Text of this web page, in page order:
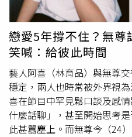
煙火」、「啦啦隊這麼好賺
時她向派翠克訴苦， 派翠克
力幫檸檬化解誤會，但私底
侃：「妳這樣得到很多流量
讓小S聽完哭笑不得。
戀愛5年撐不住？無
笑喊：給彼此時間
藝人阿喜（林育品）與無尊
穩定，兩人也時常被外界視
喜在節目中罕見鬆口談及感
什麼話聊」，甚至開始思考
此甚囂塵上。而無尊今（24